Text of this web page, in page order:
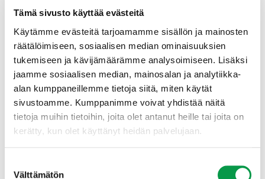
Tämä sivusto käyttää evästeitä
Käytämme evästeitä tarjoamamme sisällön ja mainosten
räätälöimiseen, sosiaalisen median ominaisuuksien
tukemiseen ja kävijämäärämme analysoimiseen. Lisäksi
jaamme sosiaalisen median, mainosalan ja analytiikka-
alan kumppaneillemme tietoja siitä, miten käytät
sivustoamme. Kumppanimme voivat yhdistää näitä
tietoja muihin tietoihin, joita olet antanut heille tai joita on
kerätty, kun olet käyttänyt heidän palvelujaan.
Välttämätön
kuormituksen vähentämiseen Karvianjoen valuma-
alueella.